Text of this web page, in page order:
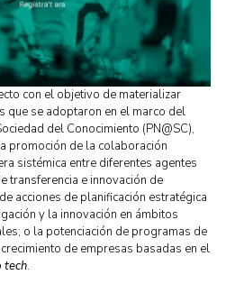
con el objetivo de materializar
que se adoptaron en el marco del
del Conocimiento (PN@SC),
promoción de la colaboración
sistémica entre diferentes agentes
transferencia e innovación de
acciones de planificación estratégica
y la innovación en ámbitos
o la potenciación de programas de
de empresas basadas en el
tech.